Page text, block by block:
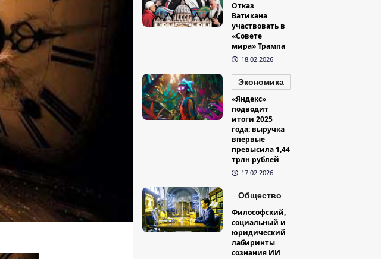
Отказ
Ватикана
участвовать в
«Совете
мира» Трампа
18.02.2026
Экономика
«Яндекс»
подводит
итоги 2025
года: выручка
впервые
превысила 1,44
трлн рублей
17.02.2026
Общество
Философский,
социальный и
юридический
лабиринты
сознания ИИ